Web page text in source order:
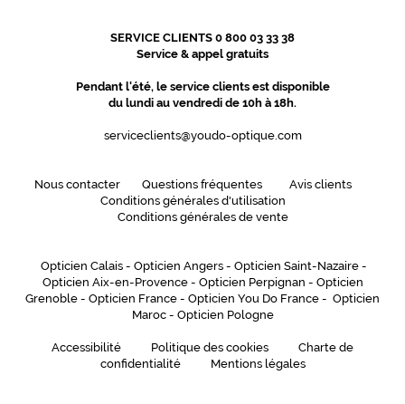
SERVICE CLIENTS 0 800 03 33 38
Service & appel gratuits
Pendant l'été, le service clients est disponible
du lundi au vendredi de 10h à 18h.
serviceclients@youdo-optique.com
Nous contacter Questions fréquentes
Avis clients
Conditions générales d'utilisation
Conditions générales de vente
Opticien Calais - Opticien Angers - Opticien Saint-Nazaire -
Opticien Aix-en-Provence- Opticien Perpignan - Opticien
Grenoble - Opticien France - Opticien You Do France - Opticien
Maroc- Opticien Pologne
Accessibilité Politique des cookies
Charte de
confidentialité
Mentions légales